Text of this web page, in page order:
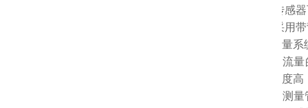
传感
采用
量系
流量
度高
测量